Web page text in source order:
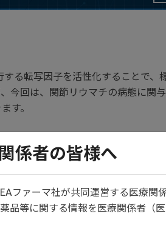
る転写因子を活性化することで、
今回は、関節リウマチの病態に関
す。
JAK1/JAK3を介したシグナル
IL-15受容体内の細胞内ドメインでは
15受容体に結合すると、直ちに
係者の皆様へ
ファーマ社が共同運営する医療関
品等に関する情報を医療関係者（